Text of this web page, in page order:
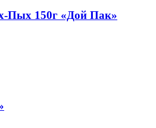
Пых 150г «Дой Пак»